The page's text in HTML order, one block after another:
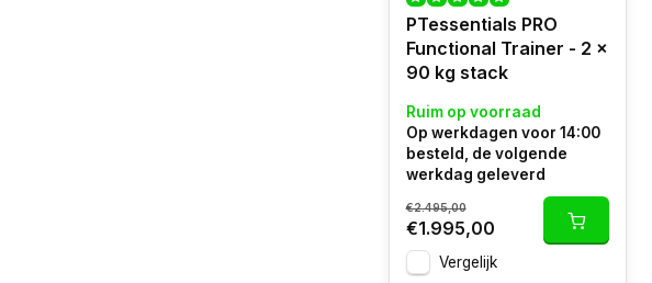
PTessentials PRO
Functional Trainer - 2 x
90 kg stack
Ruim op voorraad
Op werkdagen voor 14:00
besteld, de volgende
werkdag geleverd
€2.495,00
€1.995,00
Vergelijk